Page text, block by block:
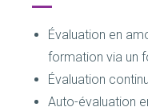
Évaluation en
formation via un
Évaluation
Auto-évaluation